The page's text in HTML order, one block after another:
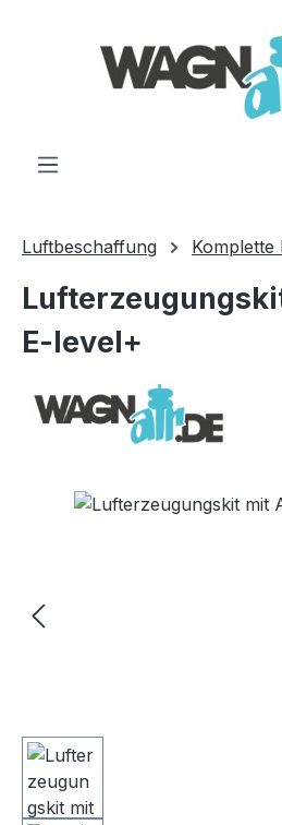
Luftbeschaffung Komplette
E-level+
Bildergalerie überspringen